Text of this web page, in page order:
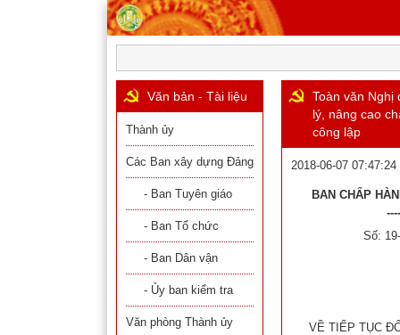
Toàn văn Nghị
lý, nâng cao
công lập
2018-06-07 07:47:24
BAN CHẤP
Số:
VỀ TIẾP TỤC
Văn bản - Tài liệu
Thành ủy
Các Ban xây dựng Đảng
- Ban Tuyên giáo
- Ban Tổ chức
- Ban Dân vận
- Ủy ban kiểm tra
Văn phòng Thành ủy